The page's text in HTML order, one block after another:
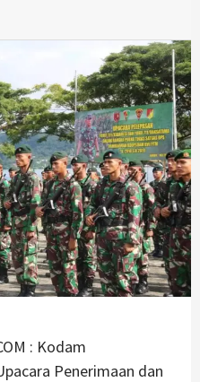
: Kodam
Penerimaan dan